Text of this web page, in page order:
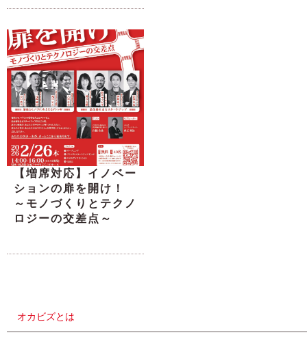
【増席対応】イノベー
ションの扉を開け！
～モノづくりとテクノ
ロジーの交差点～
オカビズとは